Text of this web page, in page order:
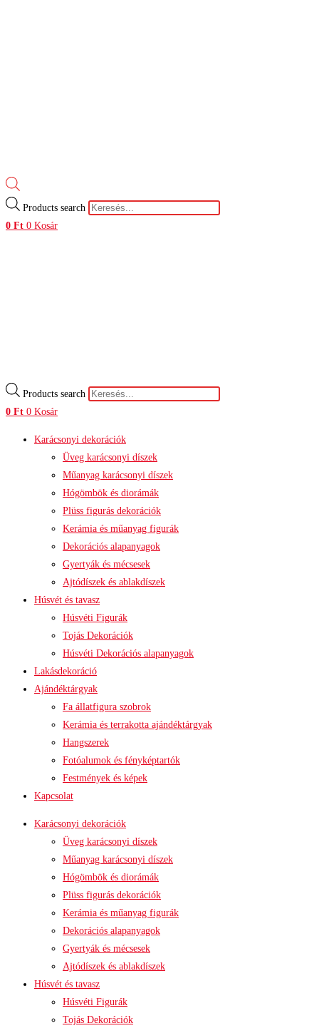
Products search
0 Ft 0 Kosár
Products search
0 Ft 0 Kosár
Karácsonyi dekorációk
Üveg karácsonyi díszek
Műanyag karácsonyi díszek
Hógömbök és diorámák
Plüss figurás dekorációk
Kerámia és műanyag figurák
Dekorációs alapanyagok
Gyertyák és mécsesek
Ajtódíszek és ablakdíszek
Húsvét és tavasz
Húsvéti Figurák
Tojás Dekorációk
Húsvéti Dekorációs alapanyagok
Lakásdekoráció
Ajándéktárgyak
Fa állatfigura szobrok
Kerámia és terrakotta ajándéktárgyak
Hangszerek
Fotóalumok és fényképtartók
Festmények és képek
Kapcsolat
Karácsonyi dekorációk
Üveg karácsonyi díszek
Műanyag karácsonyi díszek
Hógömbök és diorámák
Plüss figurás dekorációk
Kerámia és műanyag figurák
Dekorációs alapanyagok
Gyertyák és mécsesek
Ajtódíszek és ablakdíszek
Húsvét és tavasz
Húsvéti Figurák
Tojás Dekorációk